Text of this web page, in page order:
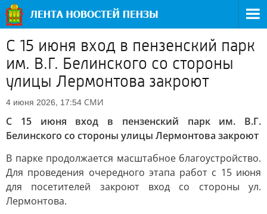
С 15 июня вход в пензенский парк
им. В.Г. Белинского со стороны
улицы Лермонтова закроют
4 июня 2026, 17:54 СМИ
С 15 июня вход в пензенский парк им. В.Г.
Белинского со стороны улицы Лермонтова закроют
В парке продолжается масштабное благоустройство.
Для проведения очередного этапа работ с 15 июня
для посетителей закроют вход со стороны ул.
Лермонтова.